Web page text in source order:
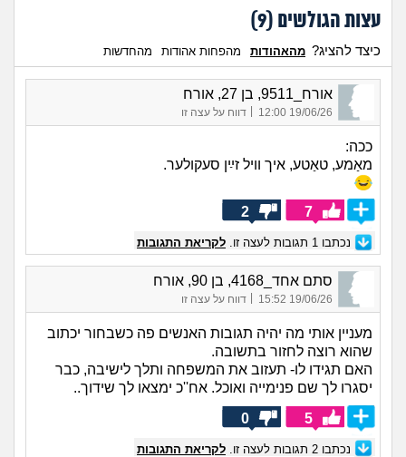
עצות הגולשים (9
)
כיצד להציג? מהאהודות מהפחות אהודות מהחדשות
אורח_9511, בן 27, אורח
19/06/26 12:00
| דווח על עצה זו
ככה:
מאַמע, טאַטע, איך וויל זײַן סעקולער.
7
2
נכתבו 1 תגובות לעצה זו. לקריאת התגובות
סתם אחד_4168, בן 90, אורח
19/06/26 15:52 דווח על עצה זו
מעניין אותי מה יהיה תגובות האנשים פה כשבחור יכתוב
שהוא רוצה לחזור בתשובה.
האם תגידו לו- תעזוב את המשפחה ותלך לישיבה, כבר
יסגרו לך שם פנימייה ואוכל. אח''כ ימצאו לך שידוך..
5
0
נכתבו 2 תגובות לעצה זו. לקריאת התגובות